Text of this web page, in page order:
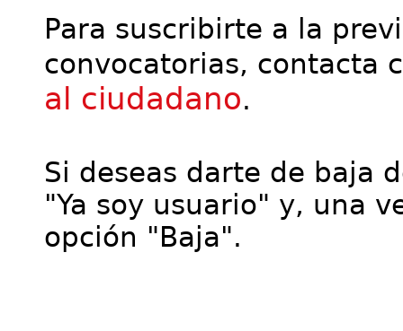
Para suscribirte a la
convocatorias, contacta
al ciudadano.
Si deseas darte de baja
"Ya soy usuario" y, una
opción "Baja".